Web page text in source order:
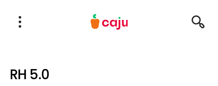
Menu Principal
Abrir Menu
RH 5.0